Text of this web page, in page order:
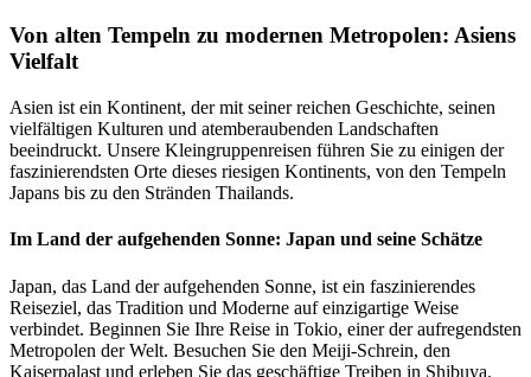
Von alten Tempeln zu modernen Metropolen: Asiens
Vielfalt
Asien ist ein Kontinent, der mit seiner reichen Geschichte, seinen
vielfältigen Kulturen und atemberaubenden Landschaften
beeindruckt. Unsere Kleingruppenreisen führen Sie zu einigen der
faszinierendsten Orte dieses riesigen Kontinents, von den Tempeln
Japans bis zu den Stränden Thailands.
Im Land der aufgehenden Sonne: Japan und seine Schätze
Japan, das Land der aufgehenden Sonne, ist ein faszinierendes
Reiseziel, das Tradition und Moderne auf einzigartige Weise
verbindet. Beginnen Sie Ihre Reise in Tokio, einer der aufregendsten
Metropolen der Welt. Besuchen Sie den Meiji-Schrein, den
Kaiserpalast und erleben Sie das geschäftige Treiben in Shibuya.